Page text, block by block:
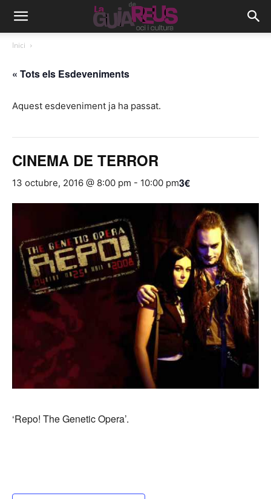
Inici
« Tots els Esdeveniments
Aquest esdeveniment ja ha passat.
CINEMA DE TERROR
13 octubre, 2016 @ 8:00 pm - 10:00 pm3€
‘Repo! The Genetic Opera’.